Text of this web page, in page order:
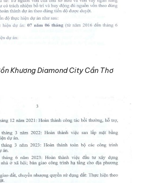
Khương Diamond City Cần Thơ